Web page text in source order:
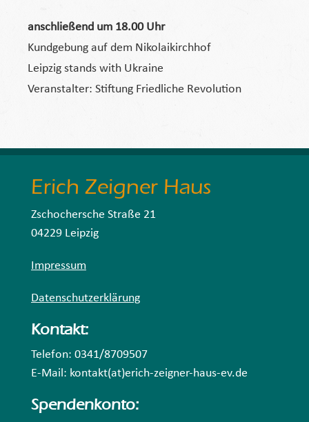
anschließend um 18.00 Uhr
Kundgebung auf dem Nikolaikirchhof
Leipzig stands with Ukraine
Veranstalter: Stiftung Friedliche Revolution
Erich Zeigner Haus
Zschochersche Straße 21
04229 Leipzig
Impressum
Datenschutzerklärung
Kontakt:
Telefon: 0341/8709507
E-Mail: kontakt(at)erich-zeigner-haus-ev.de
Spendenkonto: